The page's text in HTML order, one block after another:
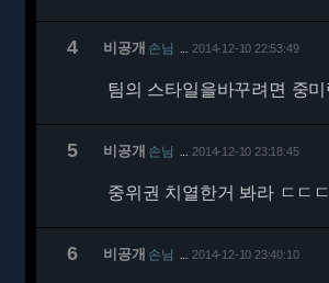
4 비공개 손님 2014-12-10 22:53:49
팀의 스타일을바꾸려면 중
5 비공개 손님 2014-12-10 23:18:45
중위권 치열한거 봐라 ㄷㄷ
6 비공개 손님 2014-12-10 23:40:10